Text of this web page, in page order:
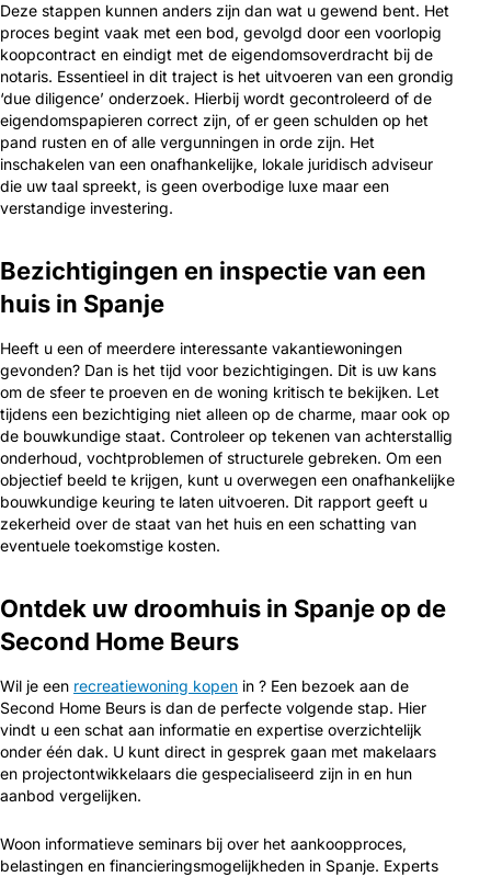
Deze stappen kunnen anders zijn dan wat u gewend bent. Het
proces begint vaak met een bod, gevolgd door een voorlopig
koopcontract en eindigt met de eigendomsoverdracht bij de
notaris. Essentieel in dit traject is het uitvoeren van een grondig
‘due diligence’ onderzoek. Hierbij wordt gecontroleerd of de
eigendomspapieren correct zijn, of er geen schulden op het
pand rusten en of alle vergunningen in orde zijn. Het
inschakelen van een onafhankelijke, lokale juridisch adviseur
die uw taal spreekt, is geen overbodige luxe maar een
verstandige investering.
Bezichtigingen en inspectie van een
huis in Spanje
Heeft u een of meerdere interessante vakantiewoningen
gevonden? Dan is het tijd voor bezichtigingen. Dit is uw kans
om de sfeer te proeven en de woning kritisch te bekijken. Let
tijdens een bezichtiging niet alleen op de charme, maar ook op
de bouwkundige staat. Controleer op tekenen van achterstallig
onderhoud, vochtproblemen of structurele gebreken. Om een
objectief beeld te krijgen, kunt u overwegen een onafhankelijke
bouwkundige keuring te laten uitvoeren. Dit rapport geeft u
zekerheid over de staat van het huis en een schatting van
eventuele toekomstige kosten.
Ontdek uw droomhuis in Spanje op de
Second Home Beurs
Wil je een recreatiewoning kopen in ? Een bezoek aan de
Second Home Beurs is dan de perfecte volgende stap. Hier
vindt u een schat aan informatie en expertise overzichtelijk
onder één dak. U kunt direct in gesprek gaan met makelaars
en projectontwikkelaars die gespecialiseerd zijn in en hun
aanbod vergelijken.
Woon informatieve seminars bij over het aankoopproces,
belastingen en financieringsmogelijkheden in Spanje. Experts